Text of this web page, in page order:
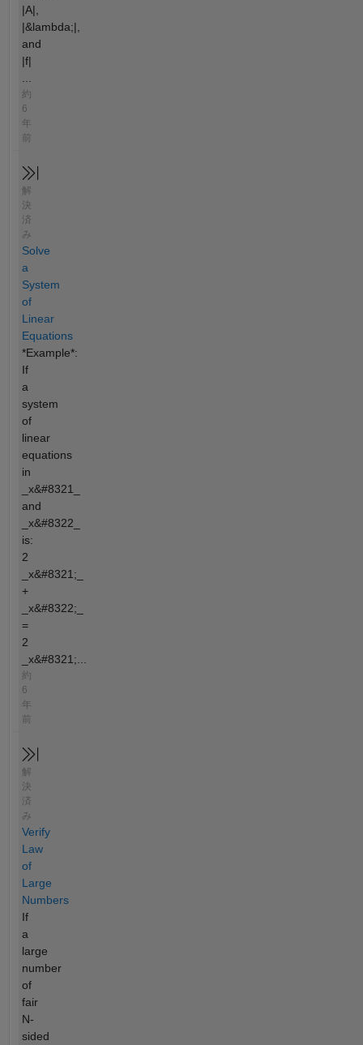
|A|,
|&lambda;|,
and
|f|
約
6
年
前
解
決
済
み
Solve
a
System
of
Linear
Equations
*Example*:
If
a
system
of
linear
equations
in
_x&#8321_
and
_x&#8322_
is:
2
_x&#8321;_
+
_x&#8322;_
=
2
_x&#8321;...
約
6
年
前
解
決
済
み
Verify
Law
of
Large
Numbers
If
a
large
number
of
fair
N-
sided